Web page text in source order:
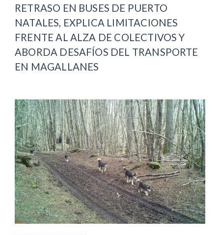
RETRASO EN BUSES DE PUERTO
NATALES, EXPLICA LIMITACIONES
FRENTE AL ALZA DE COLECTIVOS Y
ABORDA DESAFÍOS DEL TRANSPORTE
EN MAGALLANES